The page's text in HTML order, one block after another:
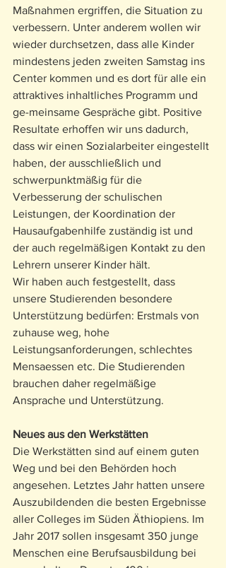
Maßnahmen ergriffen, die Situation zu
verbessern. Unter anderem wollen wir
wieder durchsetzen, dass alle Kinder
mindestens jeden zweiten Samstag ins
Center kommen und es dort für alle ein
attraktives inhaltliches Programm und
ge-meinsame Gespräche gibt. Positive
Resultate erhoffen wir uns dadurch,
dass wir einen Sozialarbeiter eingestellt
haben, der ausschließlich und
schwerpunktmäßig für die
Verbesserung der schulischen
Leistungen, der Koordination der
Hausaufgabenhilfe zuständig ist und
der auch regelmäßigen Kontakt zu den
Lehrern unserer Kinder hält.
Wir haben auch festgestellt, dass
unsere Studierenden besondere
Unterstützung bedürfen: Erstmals von
zuhause weg, hohe
Leistungsanforderungen, schlechtes
Mensaessen etc. Die Studierenden
brauchen daher regelmäßige
Ansprache und Unterstützung.
Neues aus den Werkstätten
Die Werkstätten sind auf einem guten
Weg und bei den Behörden hoch
angesehen. Letztes Jahr hatten unsere
Auszubildenden die besten Ergebnisse
aller Colleges im Süden Äthiopiens. Im
Jahr 2017 sollen insgesamt 350 junge
Menschen eine Berufsausbildung bei